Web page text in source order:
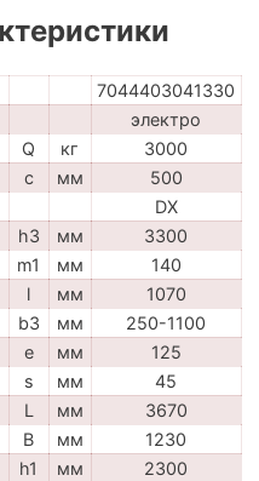
7044403041330
электро
Q кг
3000
c мм
500
DX
h3 мм
3300
m1 мм
140
l мм
1070
b3 мм
250-1100
e мм
125
s мм
45
L мм
3670
B мм
1230
h1 мм
2300